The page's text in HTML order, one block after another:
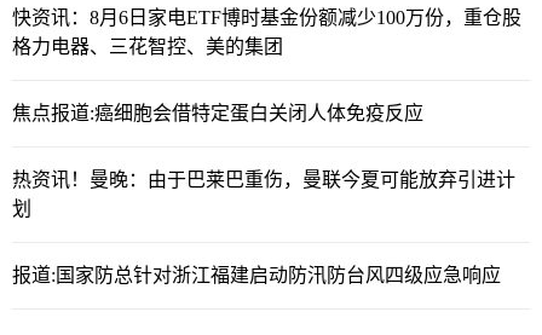
快资讯：8月6日家电ETF博时基金份额减少100万份，重仓股
格力电器、三花智控、美的集团
焦点报道:癌细胞会借特定蛋白关闭人体免疫反应
热资讯！曼晚：由于巴莱巴重伤，曼联今夏可能放弃引进计
划
报道:国家防总针对浙江福建启动防汛防台风四级应急响应